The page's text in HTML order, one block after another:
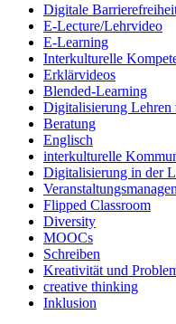
Digitale
E-Lecture/Lehrvideo
E-Learning
Interkulturelle
Erklärvideos
Blended-Learning
Digitalisierung Lehren
Beratung
Englisch
interkulturelle
Digitalisierung in der
Flipped Classroom
Diversity
MOOCs
Schreiben
Kreativität und
creative thinking
Inklusion